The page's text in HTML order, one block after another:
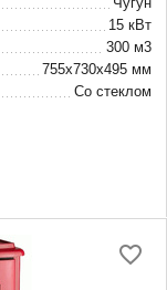
15 кВт
300 м3
755х730х495 мм
Со стеклом